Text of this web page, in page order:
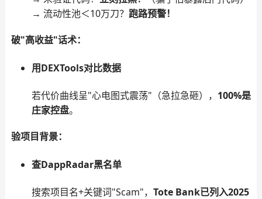
→ 流动性池＜10万刀？ 跑路预警！
破"高收益"话术：
用DEXTools对比数据
若代价曲线呈"心电图式震荡"（急拉急砸）， 100%是
庄家控盘。
验项目背景：
查DappRadar黑名单
搜索项目名+关键词"Scam"， Tote Bank已列入2025